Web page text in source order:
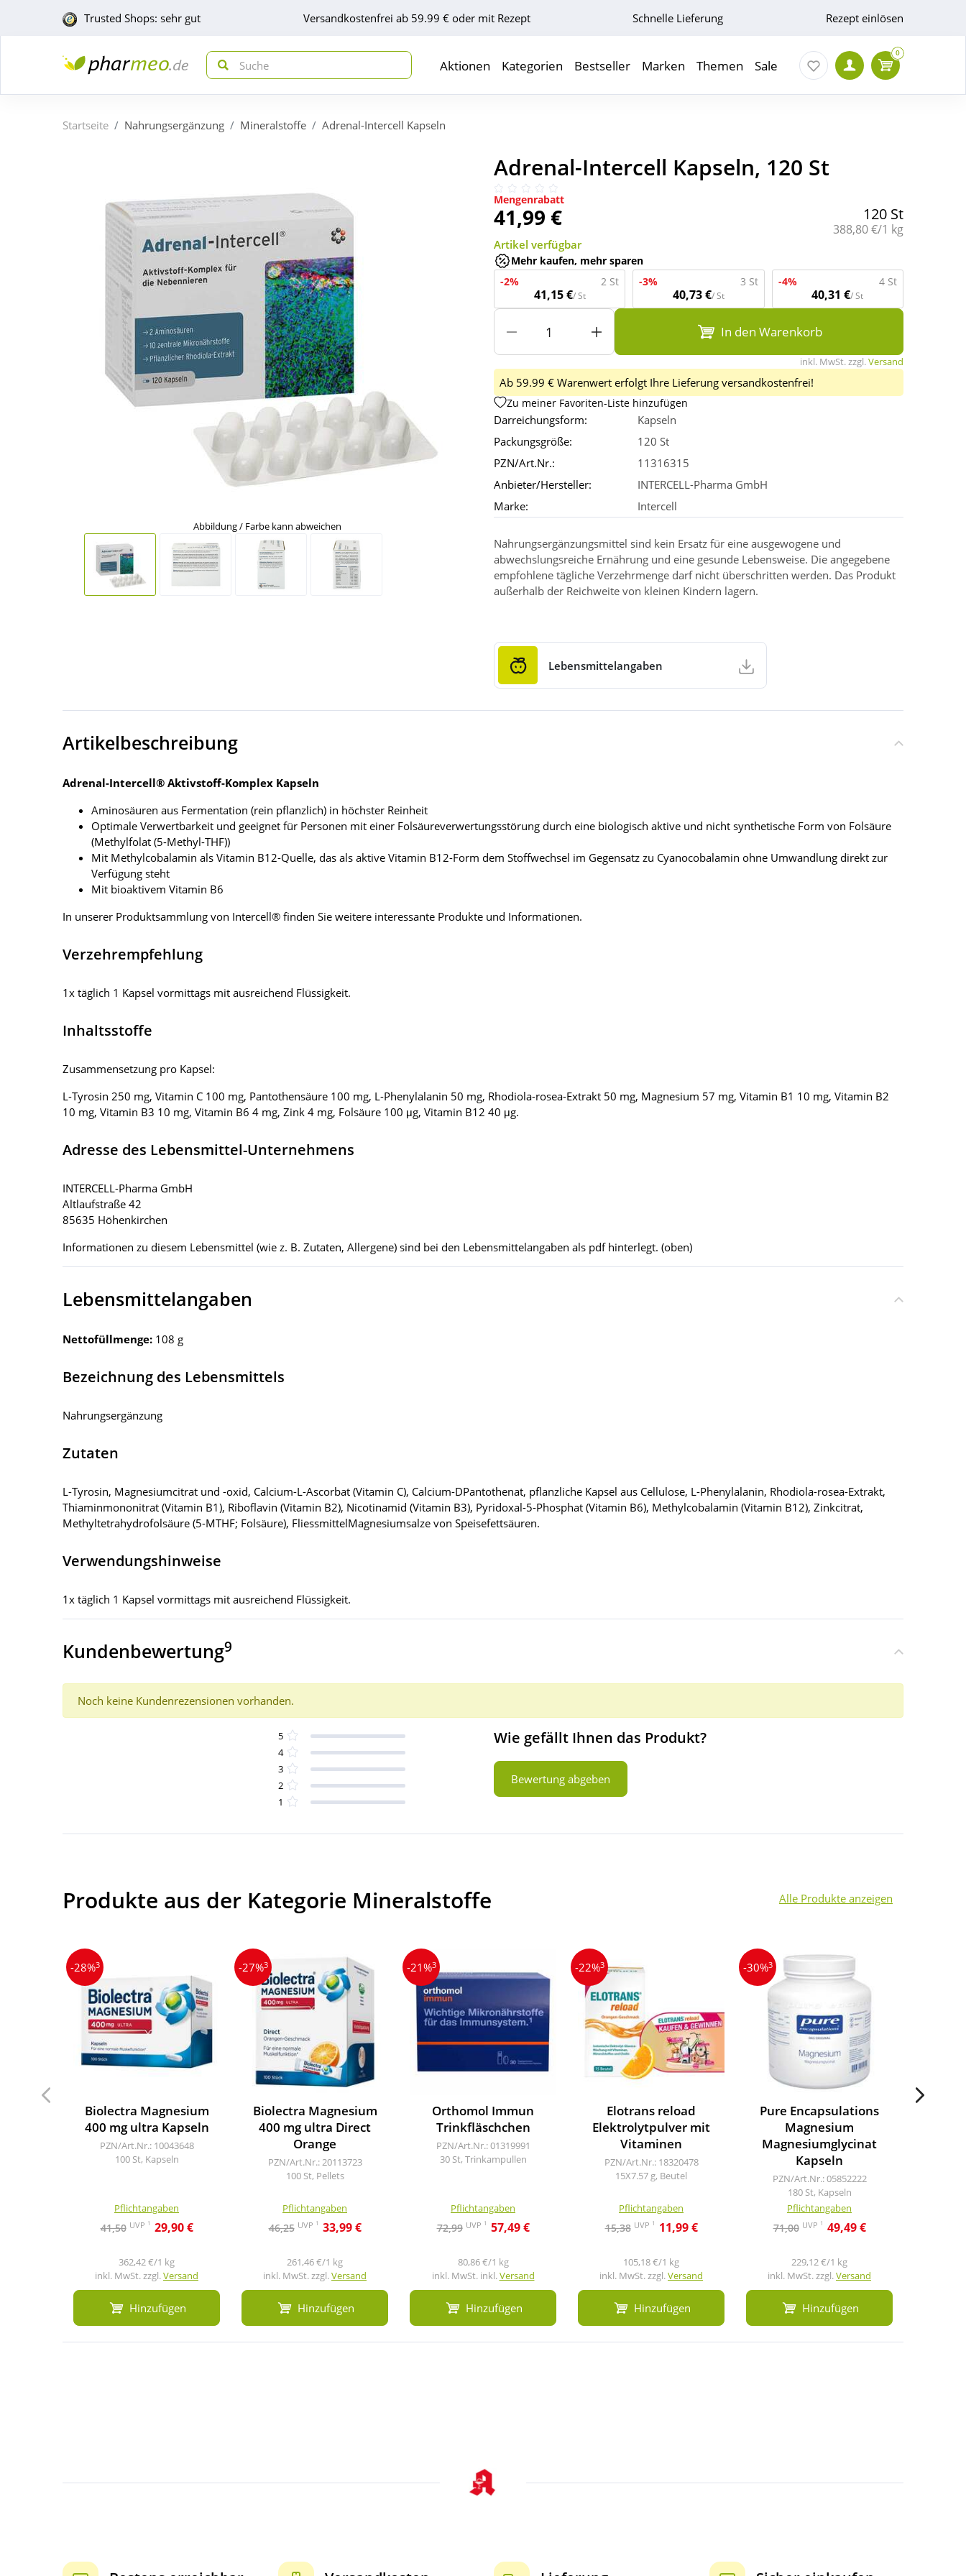
Trusted Shops: sehr gut Versandkostenfrei ab 59.99 € oder mit Rezept Schnelle Lieferung Rezept einlösen
Aktionen Kategorien Bestseller Marken Themen Sale
0
Startseite Nahrungsergänzung Mineralstoffe Adrenal-Intercell Kapseln
Abbildung / Farbe kann abweichen
Adrenal-Intercell Kapseln, 120 St
Mengenrabatt
41,99 € 120 St
Grundpreis:
388,80 €/1 kg
Artikel verfügbar
Mehr kaufen, mehr sparen
-2%
2 St
41,15 €/ St
-3% 3 St
40,73 €/ St
-4% 4 St
40,31 €/ St
In den Warenkorb
inkl. MwSt. zzgl.Versand
Ab 59.99 € Warenwert erfolgt Ihre Lieferung versandkostenfrei!
Zu meiner Favoriten-Liste hinzufügen
Darreichungsform:
Kapseln
Packungsgröße:
120 St
PZN/Art.Nr.:
11316315
Anbieter/Hersteller:
INTERCELL-Pharma GmbH
Marke:
Intercell
Nahrungsergänzungsmittel sind kein Ersatz für eine ausgewogene und
abwechslungsreiche Ernährung und eine gesunde Lebensweise. Die angegebene
empfohlene tägliche Verzehrmenge darf nicht überschritten werden. Das Produkt
außerhalb der Reichweite von kleinen Kindern lagern.
Lebensmittelangaben
Artikelbeschreibung
Adrenal-Intercell® Aktivstoff-Komplex Kapseln
Aminosäuren aus Fermentation (rein pflanzlich) in höchster Reinheit
Optimale Verwertbarkeit und geeignet für Personen mit einer Folsäureverwertungsstörung durch eine biologisch aktive und nicht synthetische Form von Folsäure
(Methylfolat (5-Methyl-THF))
Mit Methylcobalamin als Vitamin B12-Quelle, das als aktive Vitamin B12-Form dem Stoffwechsel im Gegensatz zu Cyanocobalamin ohne Umwandlung direkt zur
Verfügung steht
Mit bioaktivem Vitamin B6
In unserer Produktsammlung von Intercell® finden Sie weitere interessante Produkte und Informationen.
Verzehrempfehlung
1x täglich 1 Kapsel vormittags mit ausreichend Flüssigkeit.
Inhaltsstoffe
Zusammensetzung pro Kapsel:
L-Tyrosin 250 mg, Vitamin C 100 mg, Pantothensäure 100 mg, L-Phenylalanin 50 mg, Rhodiola-rosea-Extrakt 50 mg, Magnesium 57 mg, Vitamin B1 10 mg, Vitamin B2
10 mg, Vitamin B3 10 mg, Vitamin B6 4 mg, Zink 4 mg, Folsäure 100 μg, Vitamin B12 40 μg.
Adresse des Lebensmittel-Unternehmens
INTERCELL-Pharma GmbH
Altlaufstraße 42
85635 Höhenkirchen
Informationen zu diesem Lebensmittel (wie z. B. Zutaten, Allergene) sind bei den Lebensmittelangaben als pdf hinterlegt. (oben)
Lebensmittelangaben
Nettofüllmenge: 108 g
Bezeichnung des Lebensmittels
Nahrungsergänzung
Zutaten
L-Tyrosin, Magnesiumcitrat und -oxid, Calcium-L-Ascorbat (Vitamin C), Calcium-DPantothenat, pflanzliche Kapsel aus Cellulose, L-Phenylalanin, Rhodiola-rosea-Extrakt,
Thiaminmononitrat (Vitamin B1), Riboflavin (Vitamin B2), Nicotinamid (Vitamin B3), Pyridoxal-5-Phosphat (Vitamin B6), Methylcobalamin (Vitamin B12), Zinkcitrat,
Methyltetrahydrofolsäure (5-MTHF; Folsäure), FliessmittelMagnesiumsalze von Speisefettsäuren.
Verwendungshinweise
1x täglich 1 Kapsel vormittags mit ausreichend Flüssigkeit.
Kundenbewertung9
Noch keine Kundenrezensionen vorhanden.
5
4
3
2
1
Wie gefällt Ihnen das Produkt?
Bewertung abgeben
Produkte aus der Kategorie Mineralstoffe Alle Produkte anzeigen
-28%3
Biolectra Magnesium
400 mg ultra Kapseln
PZN/Art.Nr.: 10043648
100 St, Kapseln
Pflichtangaben
41,50 UVP 1 29,90 €
362,42 €/1 kg
inkl. MwSt. zzgl.Versand
Hinzufügen
-27%3
Biolectra Magnesium
400 mg ultra Direct
Orange
PZN/Art.Nr.: 20113723
100 St, Pellets
Pflichtangaben
46,25 UVP 1 33,99 €
261,46 €/1 kg
inkl. MwSt. zzgl.Versand
Hinzufügen
-21%3
Orthomol Immun
Trinkfläschchen
PZN/Art.Nr.: 01319991
30 St, Trinkampullen
Pflichtangaben
72,99 UVP 1 57,49 €
80,86 €/1 kg
inkl. MwSt. inkl.Versand
Hinzufügen
-22%3
Elotrans reload
Elektrolytpulver mit
Vitaminen
PZN/Art.Nr.: 18320478
15X7.57 g, Beutel
Pflichtangaben
15,38 UVP 1 11,99 €
105,18 €/1 kg
inkl. MwSt. zzgl.Versand
Hinzufügen
-30%3
Pure Encapsulations
Magnesium
Magnesiumglycinat
Kapseln
PZN/Art.Nr.: 05852222
180 St, Kapseln
Pflichtangaben
71,00 UVP 1 49,49 €
229,12 €/1 kg
inkl. MwSt. zzgl.Versand
Hinzufügen